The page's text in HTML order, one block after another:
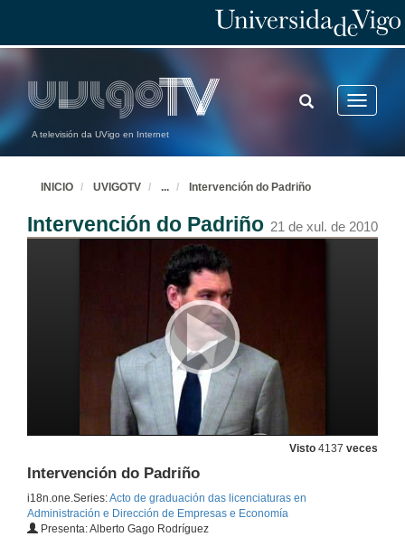
A televisión da UVigo en Internet
Toggle
TOGGLE
SEARCH
INICIO UVIGOTV ... Intervención do Padriño
Intervención do Padriño 21 de xul. de 2010
Visto 4137 veces
Intervención do Padriño
i18n.one.Series:Acto de graduación das licenciaturas en
Administración e Dirección de Empresas e Economía
Presenta: Alberto Gago Rodríguez